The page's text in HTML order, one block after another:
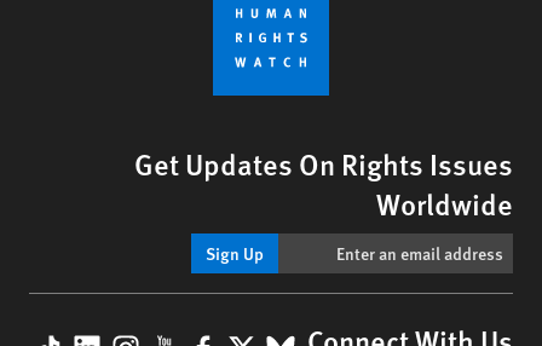
Get Updates On Rights Issues
Worldwide
Sign Up